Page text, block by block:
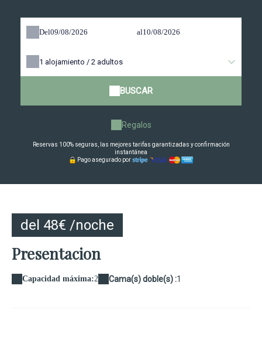
Del al
1 alojamiento / 2 adultos
BUSCAR
Regalos
Reservas 100% seguras, las mejores tarifas garantizadas y confirmación
instantánea
Pago asegurado por
del 48€ /noche
Presentacion
Capacidad máxima:2 Cama(s) doble(s) :1